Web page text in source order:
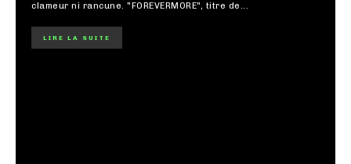
clameur ni rancune. "FOREVERMORE", titre de...
LIRE LA SUITE